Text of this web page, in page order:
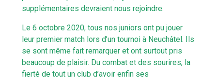
supplémentaires devraient nous rejoindre.
Le 6 octobre 2020, tous nos juniors ont pu jouer
leur premier match lors d’un tournoi à Neuchâtel. Ils
se sont même fait remarquer et ont surtout pris
beaucoup de plaisir. Du combat et des sourires, la
fierté de tout un club d’avoir enfin ses